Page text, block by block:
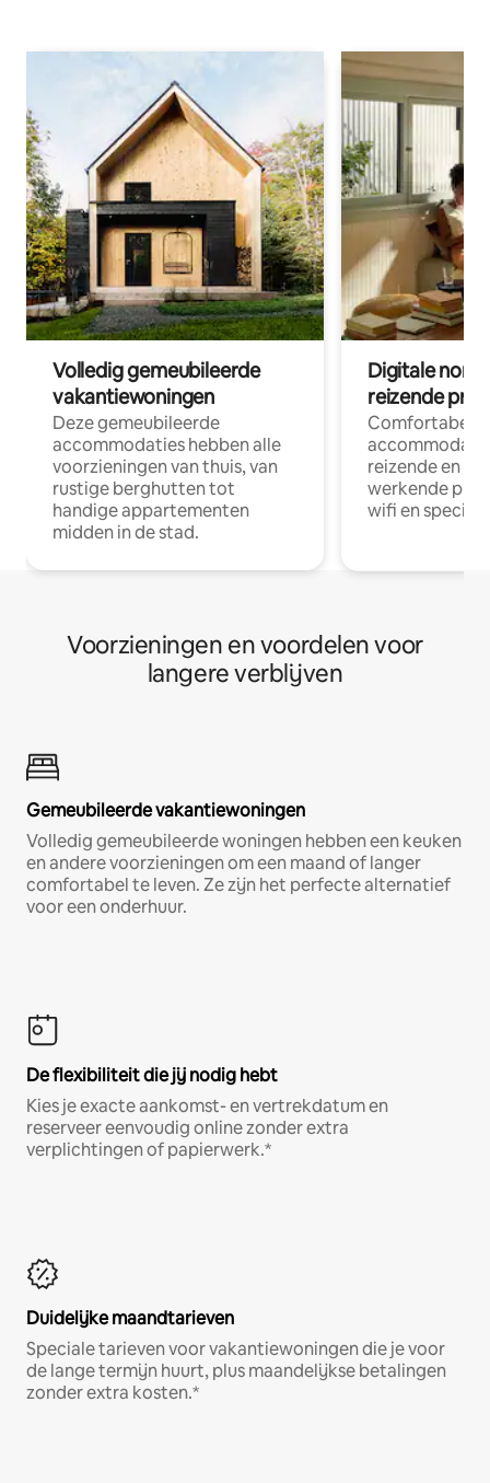
Volledig gemeubileerde
vakantiewoningen
Deze gemeubileerde
accommodaties hebben alle
voorzieningen van thuis, van
rustige berghutten tot
handige appartementen
midden in de stad.
Digitale
reizende
Comfortabele
reizende en
werkende
wifi en
Voorzieningen en voordelen voor
langere verblijven
Gemeubileerde vakantiewoningen
Volledig gemeubileerde woningen hebben een keuken
en andere voorzieningen om een maand of langer
comfortabel te leven. Ze zijn het perfecte alternatief
voor een onderhuur.
De flexibiliteit die jij nodig hebt
Kies je exacte aankomst- en vertrekdatum en
reserveer eenvoudig online zonder extra
verplichtingen of papierwerk.*
Duidelijke maandtarieven
Speciale tarieven voor vakantiewoningen die je voor
de lange termijn huurt, plus maandelijkse betalingen
zonder extra kosten.*